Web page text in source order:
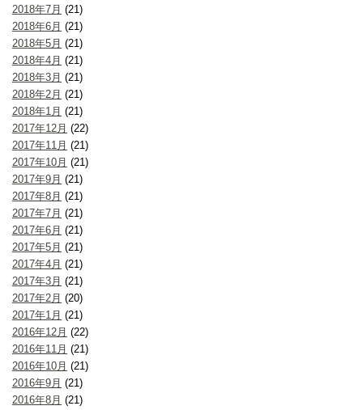
2018年7月 (21)
2018年6月 (21)
2018年5月 (21)
2018年4月 (21)
2018年3月 (21)
2018年2月 (21)
2018年1月 (21)
2017年12月 (22)
2017年11月 (21)
2017年10月 (21)
2017年9月 (21)
2017年8月 (21)
2017年7月 (21)
2017年6月 (21)
2017年5月 (21)
2017年4月 (21)
2017年3月 (21)
2017年2月 (20)
2017年1月 (21)
2016年12月 (22)
2016年11月 (21)
2016年10月 (21)
2016年9月 (21)
2016年8月 (21)